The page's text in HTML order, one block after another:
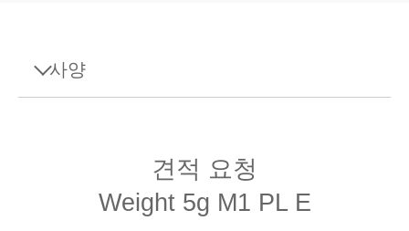
사양
7900(± 140) kg/m3
0.8 미만
견적 요청
Weight 5g M1 PL E